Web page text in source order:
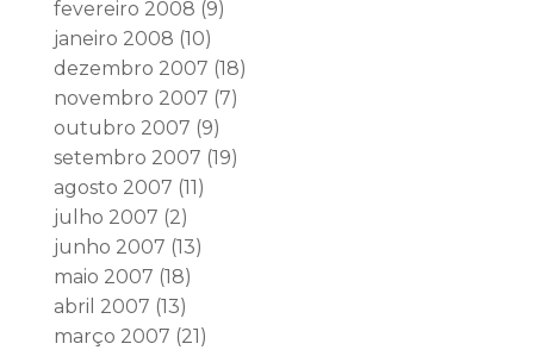
fevereiro 2008 (9)
janeiro 2008 (10)
dezembro 2007 (18)
novembro 2007 (7)
outubro 2007 (9)
setembro 2007 (19)
agosto 2007 (11)
julho 2007 (2)
junho 2007 (13)
maio 2007 (18)
abril 2007 (13)
março 2007 (21)